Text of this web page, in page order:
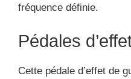
fréquence définie.
Pédales
Cette pédale d’effet de